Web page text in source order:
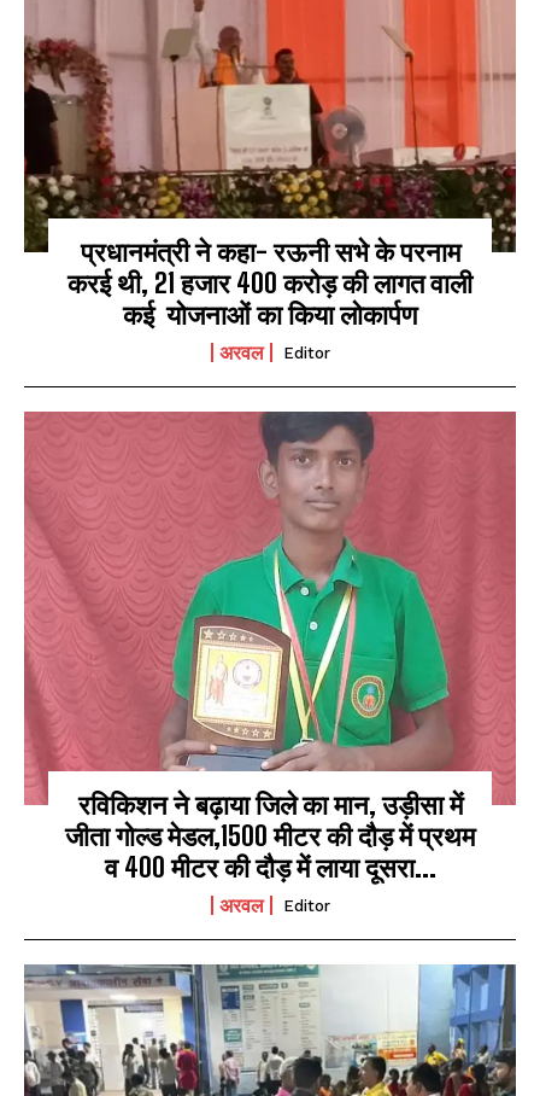
प्रधानमंत्री ने कहा- रऊनी सभे के परनाम
करई थी, 21 हजार 400 करोड़ की लागत वाली
कई योजनाओं का किया लोकार्पण
अरवल Editor
रविकिशन ने बढ़ाया जिले का मान, उड़ीसा में
जीता गोल्ड मेडल,1500 मीटर की दौड़ में प्रथम
व 400 मीटर की दौड़ में लाया दूसरा...
अरवल Editor